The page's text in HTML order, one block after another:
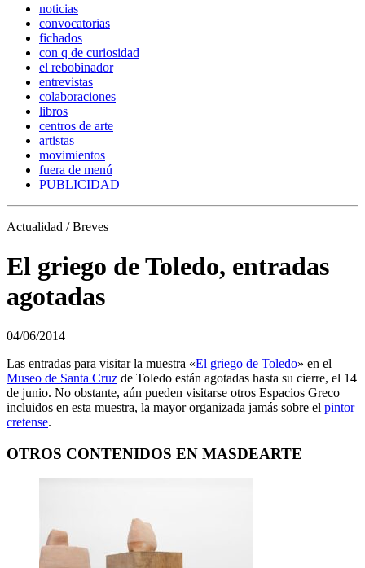
noticias
convocatorias
fichados
con q de curiosidad
el rebobinador
entrevistas
colaboraciones
libros
centros de arte
artistas
movimientos
fuera de menú
PUBLICIDAD
Actualidad / Breves
El griego de Toledo, entradas
agotadas
04/06/2014
Las entradas para visitar la muestra «El griego de Toledo» en el
Museo de Santa Cruz de Toledo están agotadas hasta su cierre, el 14
de junio. No obstante, aún pueden visitarse otros Espacios Greco
incluidos en esta muestra, la mayor organizada jamás sobre el pintor
cretense.
OTROS CONTENIDOS EN MASDEARTE